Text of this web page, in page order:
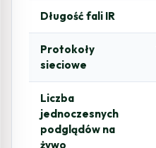
Długość fali IR
Protokoły
sieciowe
Liczba
jednoczesnych
podglądów na
żywo